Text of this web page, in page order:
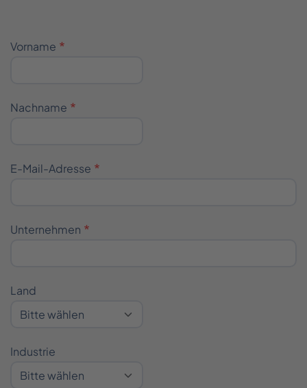
__
___
____
Vorname
____
Nachname
E-Mail-Adresse
Unternehmen
_____
_______
Land
________
Industrie